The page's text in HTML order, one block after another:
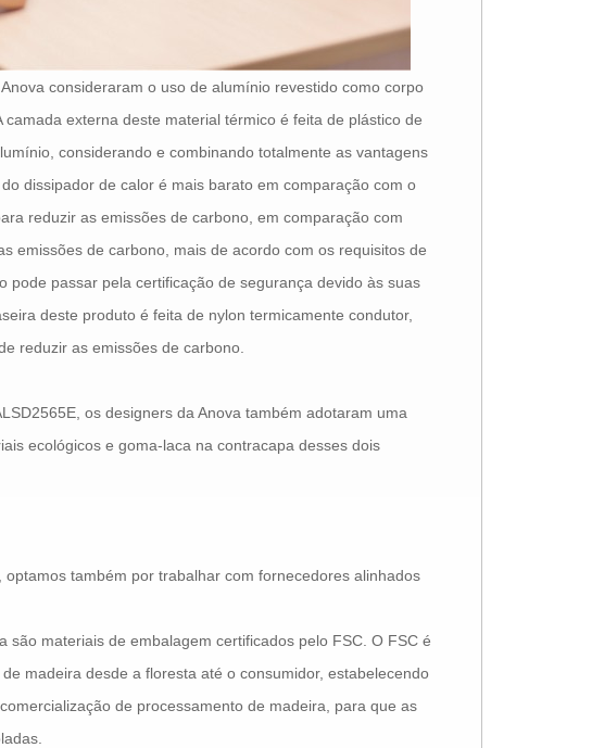
consideraram o uso de alumínio revestido como corpo
externa deste material térmico é feita de plástico de
considerando e combinando totalmente as vantagens
dissipador de calor é mais barato em comparação com o
reduzir as emissões de carbono, em comparação com
emissões de carbono, mais de acordo com os requisitos de
passar pela certificação de segurança devido às suas
deste produto é feita de nylon termicamente condutor,
reduzir as emissões de carbono.
os designers da Anova também adotaram uma
ecológicos e goma-laca na contracapa desses dois
também por trabalhar com fornecedores alinhados
materiais de embalagem certificados pelo FSC. O FSC é
madeira desde a floresta até o consumidor, estabelecendo
de processamento de madeira, para que as